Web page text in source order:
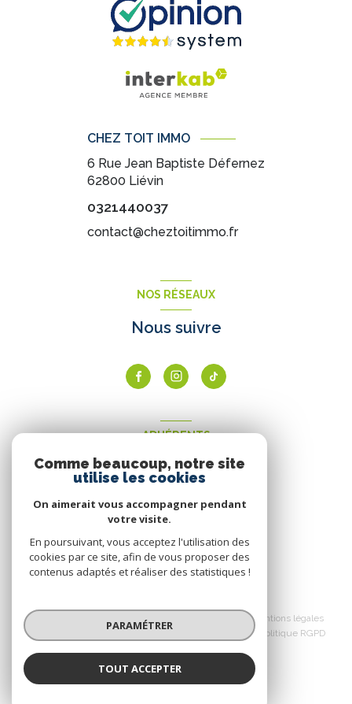
CHEZ TOIT IMMO
6 Rue Jean Baptiste Défernez
62800 Liévin
0321440037
contact@cheztoitimmo.fr
NOS RÉSEAUX
Nous suivre
ADHÉRENTS
Nous adhérons
Mentions légales
Politique RGPD
Comme beaucoup, notre site
utilise les cookies
On aimerait vous accompagner pendant
votre visite.
En poursuivant, vous acceptez l'utilisation des
cookies par ce site, afin de vous proposer des
contenus adaptés et réaliser des statistiques !
PARAMÉTRER
TOUT ACCEPTER